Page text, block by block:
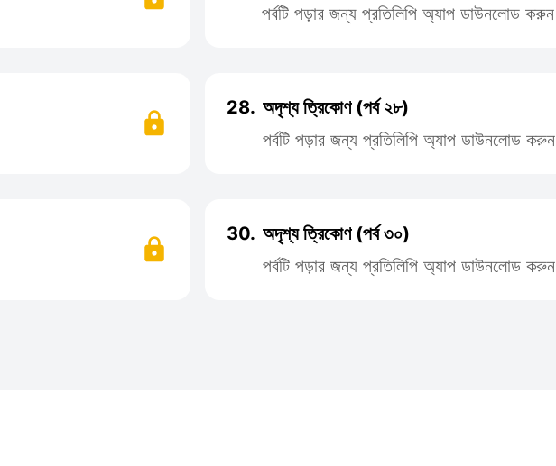
পর্বটি পড়ার জন্য প্রতিলিপি অ্যাপ ডাউনলোড করুন
28. অদৃশ্য ত্রিকোণ (পর্ব ২৮)
পর্বটি পড়ার জন্য প্রতিলিপি অ্যাপ ডাউনলোড করুন
30. অদৃশ্য ত্রিকোণ (পর্ব ৩০)
পর্বটি পড়ার জন্য প্রতিলিপি অ্যাপ ডাউনলোড করুন